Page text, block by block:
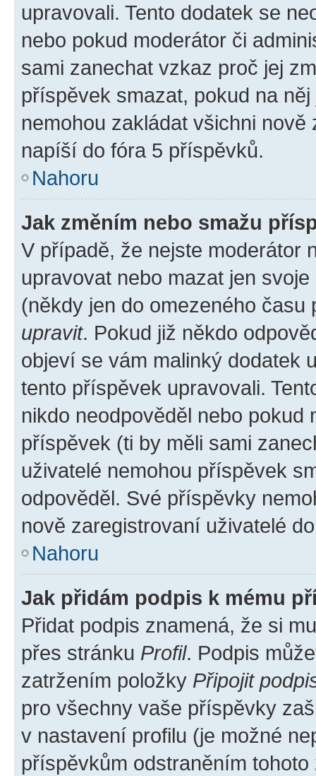
upravovali. Tento dodatek se
nebo pokud moderátor či
sami zanechat vzkaz proč jej
příspěvek smazat, pokud na
nemohou zakládat všichni
napíší do fóra 5 příspěvků.
Nahoru
Jak změním nebo smažu
V případě, že nejste moderátor
upravovat nebo mazat jen
(někdy jen do omezeného
upravit. Pokud již někdo
objeví se vám malinký dodatek
tento příspěvek upravovali.
nikdo neodpověděl nebo pokud
příspěvek (ti by měli sami
uživatelé nemohou příspěvek
odpověděl. Své příspěvky
nově zaregistrovaní uživatelé
Nahoru
Jak přidám podpis k mému
Přidat podpis znamená, že si
přes stránku Profil. Podpis
zatržením položky Připojit
pro všechny vaše příspěvky
v nastavení profilu (je možné
příspěvkům odstraněním